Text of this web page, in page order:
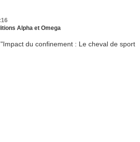
Alpha et Omega